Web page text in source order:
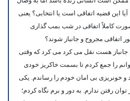
این قضیه اتفاقی است یا انتخابی؟ یعنی
است این 14 نفر بصورت کاملاً اتفاقی در شب بمب گذاری
اتفاقی مجروح و جانباز شوند؟
جانباز هست نقل می کرد می کرد که وقتی
را جمع کردم تا بسمت خاکریز خودی
و خونریزی بی امان خودم را رساندم. یکی
توان رفتن ندارم. به دور و برم نگاه کردم؛